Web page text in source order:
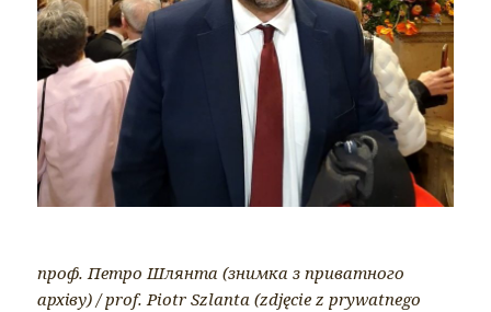
проф. Петро Шлянта (знимка з приватного
архіву) / prof. Piotr Szlanta (zdjęcie z prywatnego